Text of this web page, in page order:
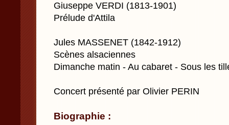
Giuseppe VERDI (1813-1901)
Prélude d'Attila
Jules MASSENET (1842-1912)
Scènes alsaciennes
Dimanche matin - Au cabaret - Sous les
Concert présenté par Olivier PERIN
Biographie :